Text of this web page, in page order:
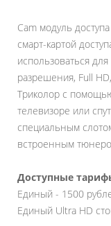
Cam модуль
смарт-картой
использоваться
разрешения, Full
Триколор с
телевизоре или
специальным
встроенным
Доступные
Единый - 1500
Единый Ultra HD